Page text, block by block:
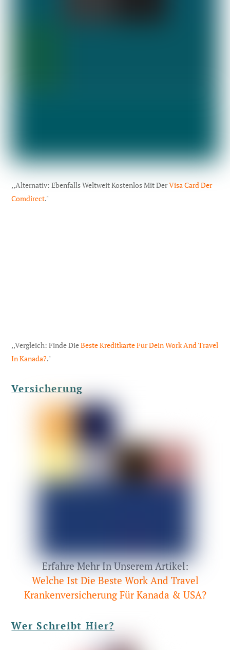
,,Alternativ: Ebenfalls Weltweit Kostenlos Mit DerVisa Card Der
Comdirect."
,,Vergleich: Finde DieBeste Kreditkarte Für Dein Work And Travel
In Kanada?."
Versicherung
Erfahre Mehr In Unserem Artikel:
Welche Ist Die Beste Work And Travel
Krankenversicherung Für Kanada & USA?
Wer Schreibt Hier?